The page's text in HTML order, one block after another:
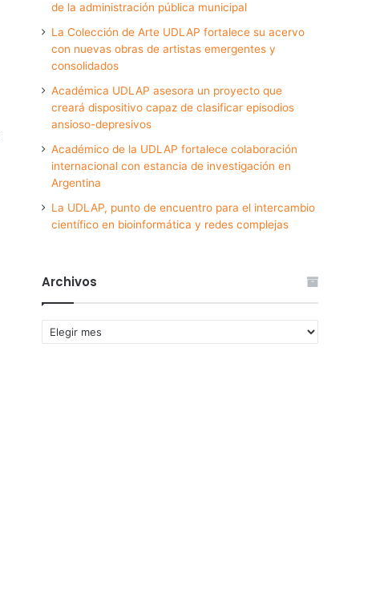
de la administración pública municipal
La Colección de Arte UDLAP fortalece su acervo
con nuevas obras de artistas emergentes y
consolidados
Académica UDLAP asesora un proyecto que
creará dispositivo capaz de clasificar episodios
ansioso-depresivos
Académico de la UDLAP fortalece colaboración
internacional con estancia de investigación en
Argentina
La UDLAP, punto de encuentro para el intercambio
científico en bioinformática y redes complejas
Archivos
Archivos